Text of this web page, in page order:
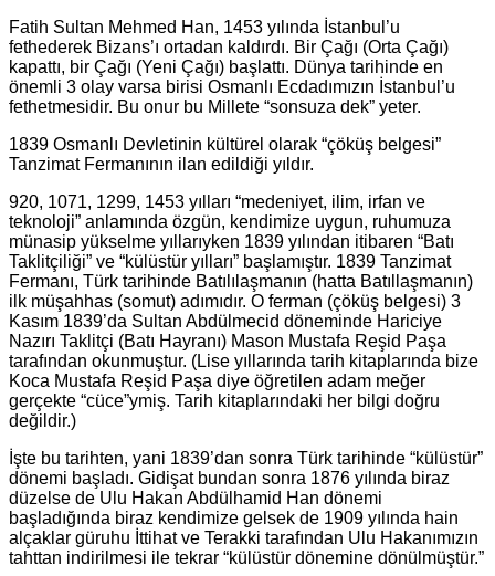
Fatih Sultan Mehmed Han, 1453 yılında İstanbul’u
fethederek Bizans’ı ortadan kaldırdı. Bir Çağı (Orta Çağı)
kapattı, bir Çağı (Yeni Çağı) başlattı. Dünya tarihinde en
önemli 3 olay varsa birisi Osmanlı Ecdadımızın İstanbul’u
fethetmesidir. Bu onur bu Millete “sonsuza dek” yeter.
1839 Osmanlı Devletinin kültürel olarak “çöküş belgesi”
Tanzimat Fermanının ilan edildiği yıldır.
920, 1071, 1299, 1453 yılları “medeniyet, ilim, irfan ve
teknoloji” anlamında özgün, kendimize uygun, ruhumuza
münasip yükselme yıllarıyken 1839 yılından itibaren “Batı
Taklitçiliği” ve “külüstür yılları” başlamıştır. 1839 Tanzimat
Fermanı, Türk tarihinde Batılılaşmanın (hatta Batıllaşmanın)
ilk müşahhas (somut) adımıdır. O ferman (çöküş belgesi) 3
Kasım 1839’da Sultan Abdülmecid döneminde Hariciye
Nazırı Taklitçi (Batı Hayranı) Mason Mustafa Reşid Paşa
tarafından okunmuştur. (Lise yıllarında tarih kitaplarında bize
Koca Mustafa Reşid Paşa diye öğretilen adam meğer
gerçekte “cüce”ymiş. Tarih kitaplarındaki her bilgi doğru
değildir.)
İşte bu tarihten, yani 1839’dan sonra Türk tarihinde “külüstür”
dönemi başladı. Gidişat bundan sonra 1876 yılında biraz
düzelse de Ulu Hakan Abdülhamid Han dönemi
başladığında biraz kendimize gelsek de 1909 yılında hain
alçaklar güruhu İttihat ve Terakki tarafından Ulu Hakanımızın
tahttan indirilmesi ile tekrar “külüstür dönemine dönülmüştür.”